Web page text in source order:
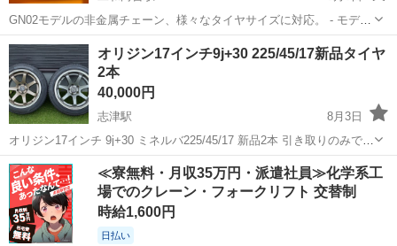
GN02モデルの非金属チェーン、様々なタイヤサイズに対応。 - モデ
ル: GN02 - 適合サイズ: 145/80R13, 155/70R13, 165/65R13, 165/55R14
- 付属品: 収納ケース 画像の...
千葉 船橋市 二和向台駅
オリジン17インチ9j+30 225/45/17新品タイヤ
2本
40,000円
志津駅
8月3日
オリジン17インチ 9j+30 ミネルバ225/45/17 新品2本 引き取りのみで
す。
千葉 佐倉市 志津駅 タイヤ、ホイール
≪寮無料・月収35万円・派遣社員≫化学系工
場でのクレーン・フォークリフト 交替制
時給1,600円
日払い